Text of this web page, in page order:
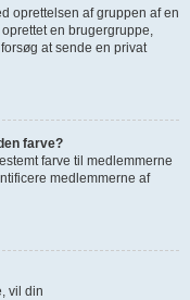
oprettelsen af gruppen af en
en brugergruppe,
at sende en privat
farve?
farve til medlemmerne
medlemmerne af
vil din